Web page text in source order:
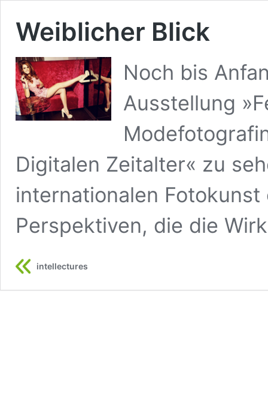
Weiblicher Blick
Noch bis
Ausstellung
Digitalen Zeitalter« zu
internationalen
Perspektiven, die die
intellectures